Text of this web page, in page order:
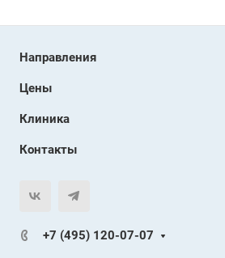
Направления
Цены
Клиника
Контакты
+7 (495) 120-07-07